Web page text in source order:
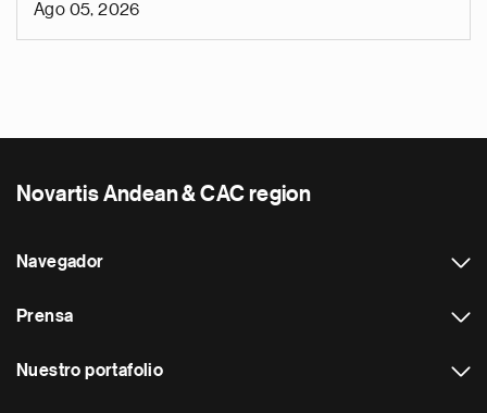
Ago 05, 2026
Novartis Andean & CAC region
Navegador
Prensa
Nuestro portafolio